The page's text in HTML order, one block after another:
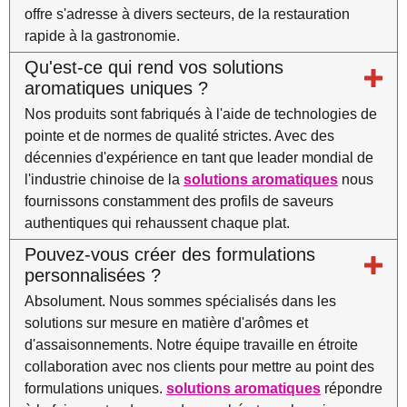
offre s'adresse à divers secteurs, de la restauration
rapide à la gastronomie.
Qu'est-ce qui rend vos solutions
aromatiques uniques ?
Nos produits sont fabriqués à l'aide de technologies de
pointe et de normes de qualité strictes. Avec des
décennies d'expérience en tant que leader mondial de
l'industrie chinoise de la solutions aromatiques nous
fournissons constamment des profils de saveurs
authentiques qui rehaussent chaque plat.
Pouvez-vous créer des formulations
personnalisées ?
Absolument. Nous sommes spécialisés dans les
solutions sur mesure en matière d'arômes et
d'assaisonnements. Notre équipe travaille en étroite
collaboration avec nos clients pour mettre au point des
formulations uniques. solutions aromatiques répondre